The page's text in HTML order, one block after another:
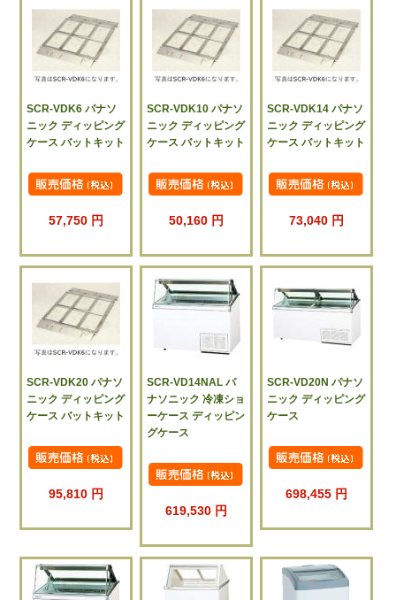
SCR-VDK6 パナソ
ニック ディッピング
ケース バットキット
57,750 円
SCR-VDK10 パナソ
ニック ディッピング
ケース バットキット
50,160 円
SCR-VDK14 パナソ
ニック ディッピング
ケース バットキット
73,040 円
SCR-VDK20 パナソ
ニック ディッピング
ケース バットキット
95,810 円
SCR-VD14NAL パ
ナソニック 冷凍ショ
ーケース ディッピン
グケース
619,530 円
SCR-VD20N パナソ
ニック ディッピング
ケース
698,455 円